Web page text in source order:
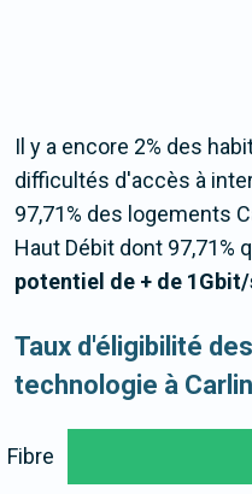
Il y a encore 2% des
difficultés d'accès à
97,71% des logements
Haut Débit dont 97,71%
potentiel de + de
Taux d'éligibilité
technologie à
Fibre